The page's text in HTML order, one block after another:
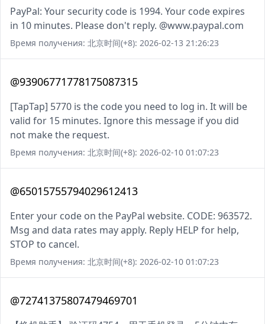
PayPal: Your security code is 1994. Your code expires
in 10 minutes. Please don't reply. @www.paypal.com
Время получения: 北京时间(+8): 2026-02-13 21:26:23
@93906771778175087315
[TapTap] 5770 is the code you need to log in. It will be
valid for 15 minutes. Ignore this message if you did
not make the request.
Время получения: 北京时间(+8): 2026-02-10 01:07:23
@65015755794029612413
Enter your code on the PayPal website. CODE: 963572.
Msg and data rates may apply. Reply HELP for help,
STOP to cancel.
Время получения: 北京时间(+8): 2026-02-10 01:07:23
@72741375807479469701